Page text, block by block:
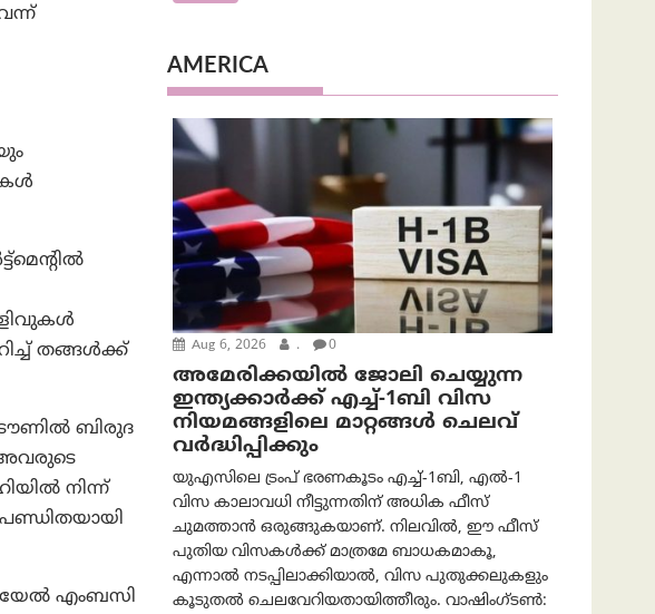
തങ്ങൾക്ക്
ബിരുദ
അവരുടെ
നിന്ന്
എംബസി
AMERICA
Aug 6, 2026 . 0
അമേരിക്കയില്‍ ജോലി ചെയ്യുന്ന
ഇന്ത്യക്കാർക്ക് എച്ച്-1ബി വിസ
നിയമങ്ങളിലെ മാറ്റങ്ങൾ ചെലവ്
വർദ്ധിപ്പിക്കും
യുഎസിലെ ട്രംപ് ഭരണകൂടം എച്ച്-1ബി, എൽ-1
വിസ കാലാവധി നീട്ടുന്നതിന് അധിക ഫീസ്
ചുമത്താൻ ഒരുങ്ങുകയാണ്. നിലവിൽ, ഈ ഫീസ്
പുതിയ വിസകൾക്ക് മാത്രമേ ബാധകമാകൂ,
എന്നാൽ നടപ്പിലാക്കിയാൽ, വിസ പുതുക്കലുകളും
കൂടുതൽ ചെലവേറിയതായിത്തീരും. വാഷിംഗ്ടണ്‍: